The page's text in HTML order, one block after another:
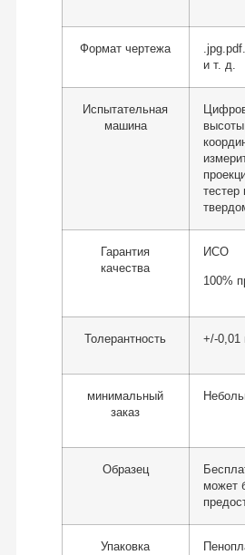
Формат чертежа
и т. д.
Испытательная
машина
тестер
Гарантия
качества
ИСО
100%
Толерантность +/-0,01
минимальный
заказ
Образец
может
Упаковка